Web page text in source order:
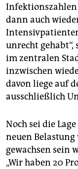
Infektionszahlen
dann auch
unrecht
im zentralen
inzwischen
davon liege auf
ausschließlich
Noch sei die
neuen
gewachsen sein
„Wir haben 20